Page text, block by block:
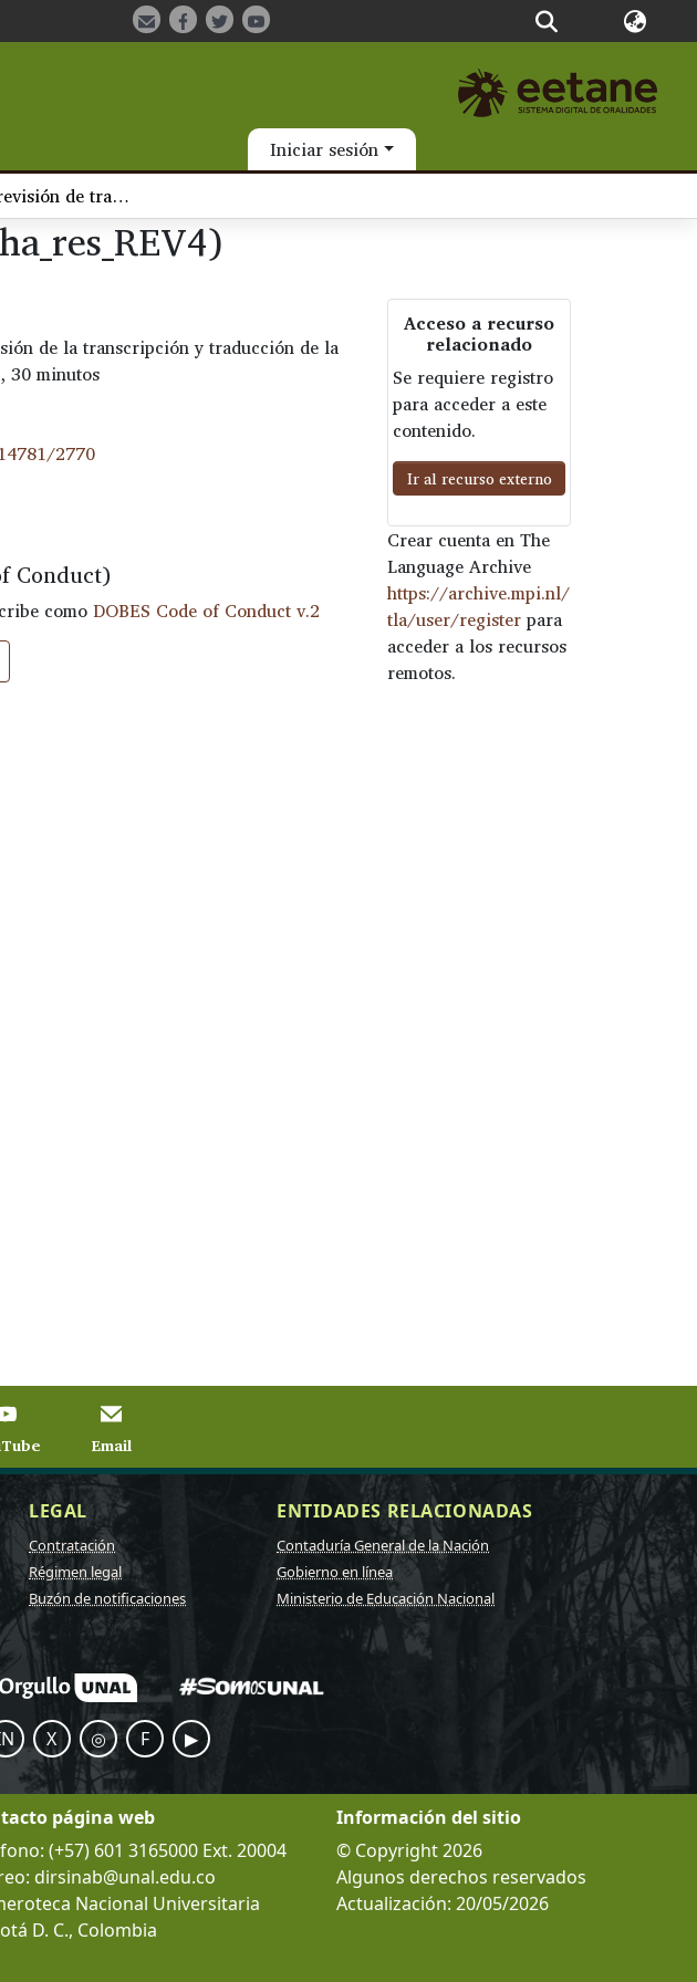
Iniciar sesión
Sesión de revisión de transcripción (sacha_res_REV4)
de la transcripción y traducción de la
30 minutos
2770
Conduct)
comoDOBES Code of Conduct v.2
Acceso a recurso
relacionado
Se requiere registro
para acceder a este
contenido.
Ir al recurso externo
Crear cuenta en The
Language Archive
https://archive.mpi.nl/
tla/user/registerpara
acceder a los recursos
remotos.
Email
LEGAL
Contratación
Régimen legal
Buzón de notificaciones
ENTIDADES RELACIONADAS
Contaduría General de la Nación
Gobierno en línea
Ministerio de Educación Nacional
X ◎ F ▶
página web
(+57) 601 3165000 Ext. 20004
dirsinab@unal.edu.co
Nacional Universitaria
D. C., Colombia
Información del sitio
© Copyright 2026
Algunos derechos reservados
Actualización: 20/05/2026